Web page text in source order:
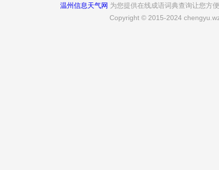
温州信息天气网 为您提供在线成语词典查询让您方
Copyright © 2015-2024